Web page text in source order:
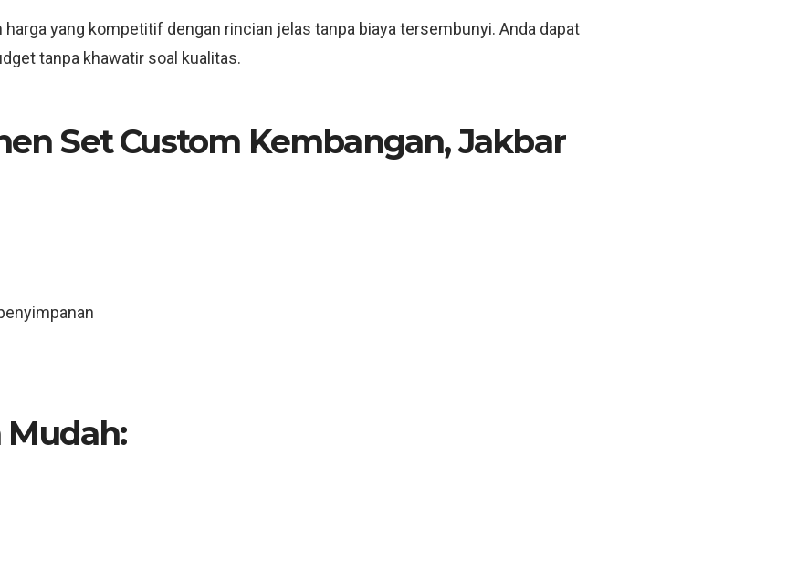
yang kompetitif dengan rincian jelas tanpa biaya tersembunyi. Anda dapat
tanpa khawatir soal kualitas.
Set Custom Kembangan, Jakbar
Mudah: